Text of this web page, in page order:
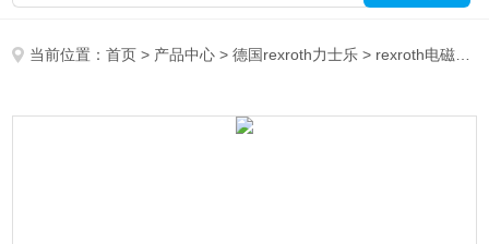
当前位置：首页 > 产品中心 >德国rexroth力士乐 > rexroth电磁阀